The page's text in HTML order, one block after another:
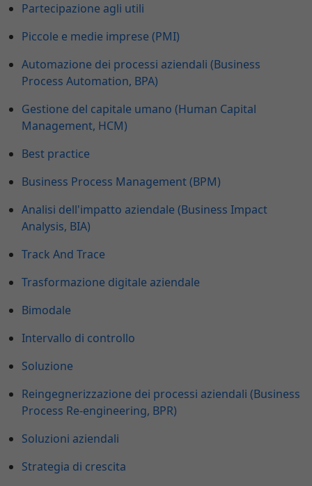
Partecipazione agli utili
Piccole e medie imprese (PMI)
Automazione dei processi aziendali (Business
Process Automation, BPA)
Gestione del capitale umano (Human Capital
Management, HCM)
Best practice
Business Process Management (BPM)
Analisi dell'impatto aziendale (Business Impact
Analysis, BIA)
Track And Trace
Trasformazione digitale aziendale
Bimodale
Intervallo di controllo
Soluzione
Reingegnerizzazione dei processi aziendali (Business
Process Re-engineering, BPR)
Soluzioni aziendali
Strategia di crescita